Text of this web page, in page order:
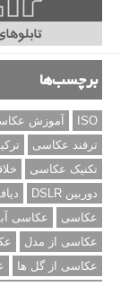
برچسب‌ها
ISO آموزش
ترفند عکاسی
تکنیک عکاسی
دوربین DSLR
عکاسی
عکاسی
عکاسی از مدل
عکاسی از گل ها